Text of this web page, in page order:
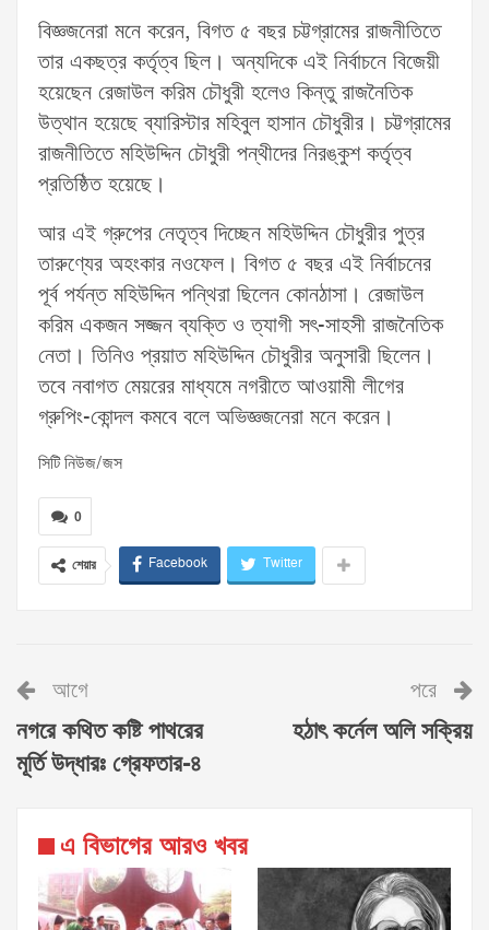
বিজ্ঞজনেরা মনে করেন, বিগত ৫ বছর চট্টগ্রামের রাজনীতিতে
তার একছত্র কর্তৃত্ব ছিল। অন্যদিকে এই নির্বাচনে বিজেয়ী
হয়েছেন রেজাউল করিম চৌধুরী হলেও কিন্তু রাজনৈতিক
উত্থান হয়েছে ব্যারিস্টার মহিবুল হাসান চৌধুরীর। চট্টগ্রামের
রাজনীতিতে মহিউদ্দিন চৌধুরী পন্থীদের নিরঙ্কুশ কর্তৃত্ব
প্রতিষ্ঠিত হয়েছে।
আর এই গ্রুপের নেতৃত্ব দিচ্ছেন মহিউদ্দিন চৌধুরীর পুত্র
তারুণ্যের অহংকার নওফেল। বিগত ৫ বছর এই নির্বাচনের
পূর্ব পর্যন্ত মহিউদ্দিন পন্থিরা ছিলেন কোনঠাসা। রেজাউল
করিম একজন সজ্জন ব্যক্তি ও ত্যাগী সৎ-সাহসী রাজনৈতিক
নেতা। তিনিও প্রয়াত মহিউদ্দিন চৌধুরীর অনুসারী ছিলেন।
তবে নবাগত মেয়রের মাধ্যমে নগরীতে আওয়ামী লীগের
গ্রুপিং-কোন্দল কমবে বলে অভিজ্ঞজনেরা মনে করেন।
সিটি নিউজ/জস
0
শেয়ার Facebook Twitter
আগে
নগরে কথিত কষ্টি পাথরের
মূর্তি উদ্ধারঃ গ্রেফতার-৪
পরে
হঠাৎ কর্নেল অলি সক্রিয়
এ বিভাগের আরও খবর